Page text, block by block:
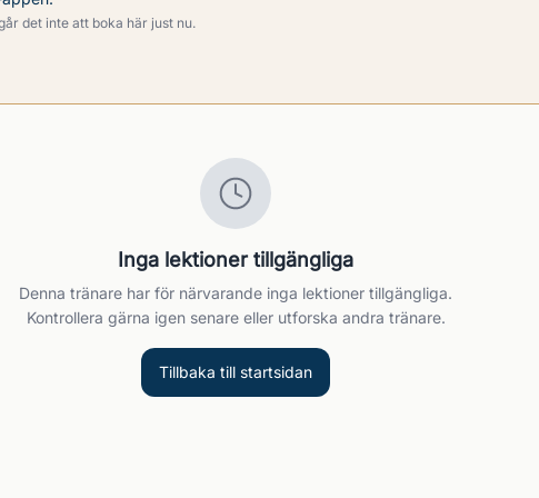
det inte att boka här just nu.
Inga lektioner tillgängliga
Denna tränare har för närvarande inga lektioner tillgängliga.
Kontrollera gärna igen senare eller utforska andra tränare.
Tillbaka till startsidan